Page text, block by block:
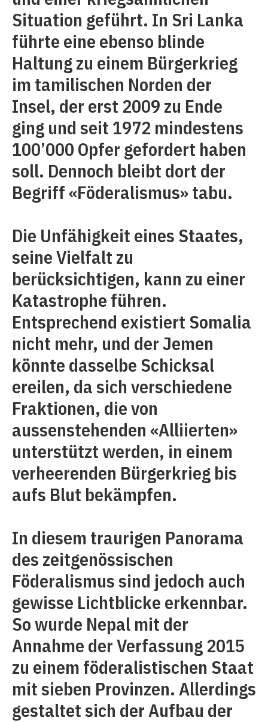
Situation geführt. In Sri Lanka
führte eine ebenso blinde
Haltung zu einem Bürgerkrieg
im tamilischen Norden der
Insel, der erst 2009 zu Ende
ging und seit 1972 mindestens
100’000 Opfer gefordert haben
soll. Dennoch bleibt dort der
Begriff «Föderalismus» tabu.
Die Unfähigkeit eines Staates,
seine Vielfalt zu
berücksichtigen, kann zu einer
Katastrophe führen.
Entsprechend existiert Somalia
nicht mehr, und der Jemen
könnte dasselbe Schicksal
ereilen, da sich verschiedene
Fraktionen, die von
aussenstehenden «Alliierten»
unterstützt werden, in einem
verheerenden Bürgerkrieg bis
aufs Blut bekämpfen.
In diesem traurigen Panorama
des zeitgenössischen
Föderalismus sind jedoch auch
gewisse Lichtblicke erkennbar.
So wurde Nepal mit der
Annahme der Verfassung 2015
zu einem föderalistischen Staat
mit sieben Provinzen. Allerdings
gestaltet sich der Aufbau der